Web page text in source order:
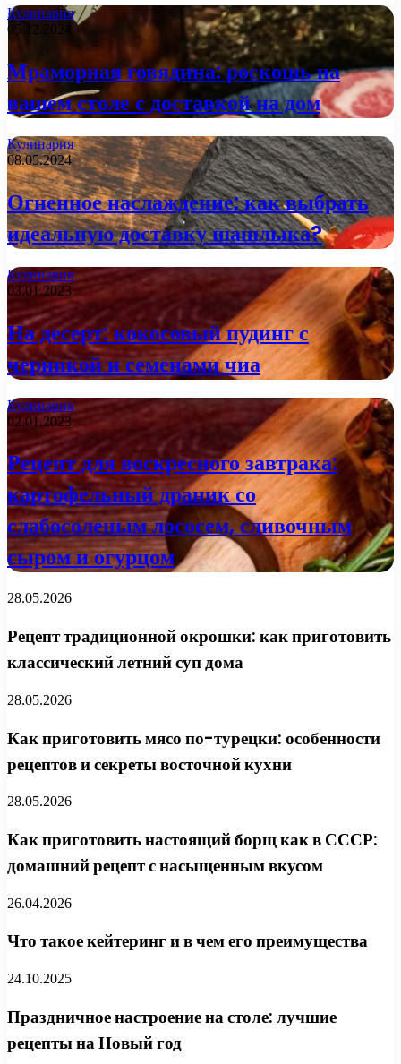
Кулинария
05.12.2024
Мраморная говядина: роскошь на
вашем столе с доставкой на дом
Кулинария
08.05.2024
Огненное наслаждение: как выбрать
идеальную доставку шашлыка?
Кулинария
03.01.2023
На десерт: кокосовый пудинг с
черникой и семенами чиа
Кулинария
02.01.2023
Рецепт для воскресного завтрака:
картофельный драник со
слабосоленым лососем, сливочным
сыром и огурцом
28.05.2026
Рецепт традиционной окрошки: как приготовить
классический летний суп дома
28.05.2026
Как приготовить мясо по-турецки: особенности
рецептов и секреты восточной кухни
28.05.2026
Как приготовить настоящий борщ как в СССР:
домашний рецепт с насыщенным вкусом
26.04.2026
Что такое кейтеринг и в чем его преимущества
24.10.2025
Праздничное настроение на столе: лучшие
рецепты на Новый год